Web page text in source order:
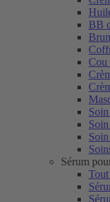
BB
Cou
Sérum